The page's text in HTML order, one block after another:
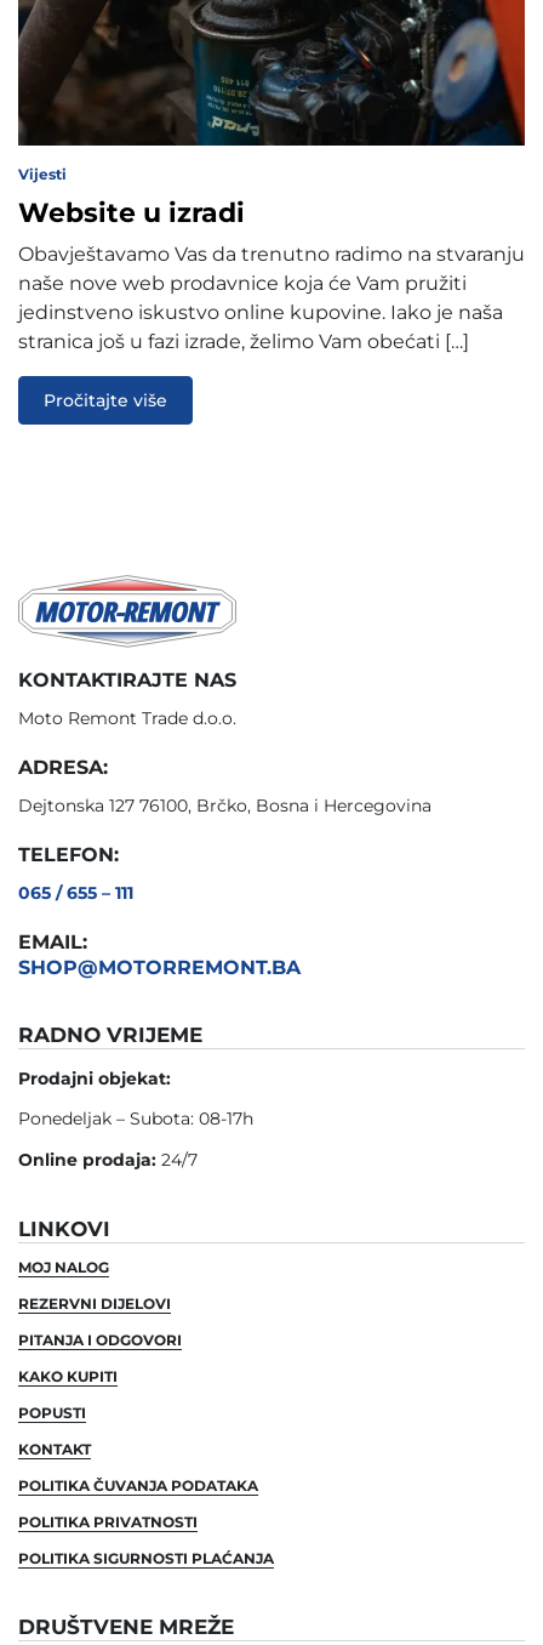
Vijesti
Website u izradi
Obavještavamo Vas da trenutno radimo na stvaranju
naše nove web prodavnice koja će Vam pružiti
jedinstveno iskustvo online kupovine. Iako je naša
stranica još u fazi izrade, želimo Vam obećati […]
Pročitajte više
KONTAKTIRAJTE NAS
Moto Remont Trade d.o.o.
ADRESA:
Dejtonska 127 76100, Brčko, Bosna i Hercegovina
TELEFON:
065 / 655 – 111
EMAIL:
SHOP@MOTORREMONT.BA
RADNO VRIJEME
Prodajni objekat:
Ponedeljak – Subota: 08-17h
Online prodaja: 24/7
LINKOVI
MOJ NALOG
REZERVNI DIJELOVI
PITANJA I ODGOVORI
KAKO KUPITI
POPUSTI
KONTAKT
POLITIKA ČUVANJA PODATAKA
POLITIKA PRIVATNOSTI
POLITIKA SIGURNOSTI PLAĆANJA
DRUŠTVENE MREŽE